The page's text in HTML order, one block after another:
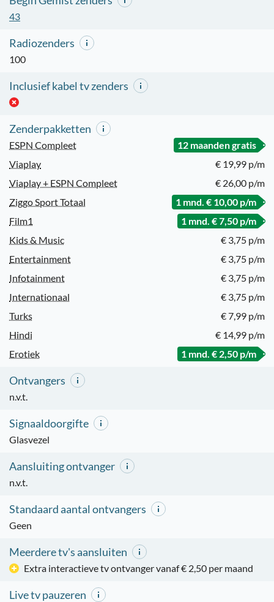
43
Radiozenders
100
Inclusief kabel tv zenders
Zenderpakketten
ESPN Compleet
12 maanden gratis
Viaplay
€ 19,99 p/m
Viaplay + ESPN Compleet
€ 26,00 p/m
Ziggo Sport Totaal
1 mnd. € 10,00 p/m
Film1
1 mnd. € 7,50 p/m
Kids & Music
€ 3,75 p/m
Entertainment
€ 3,75 p/m
Infotainment
€ 3,75 p/m
Internationaal
€ 3,75 p/m
Turks
€ 7,99 p/m
Hindi
€ 14,99 p/m
Erotiek
1 mnd. € 2,50 p/m
Ontvangers
n.v.t.
Signaaldoorgifte
Glasvezel
Aansluiting ontvanger
n.v.t.
Standaard aantal ontvangers
Geen
Meerdere tv's aansluiten
Extra interactieve tv ontvanger vanaf € 2,50 per maand
Live tv pauzeren